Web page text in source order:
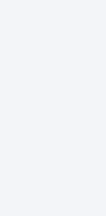
banner για το GDPR